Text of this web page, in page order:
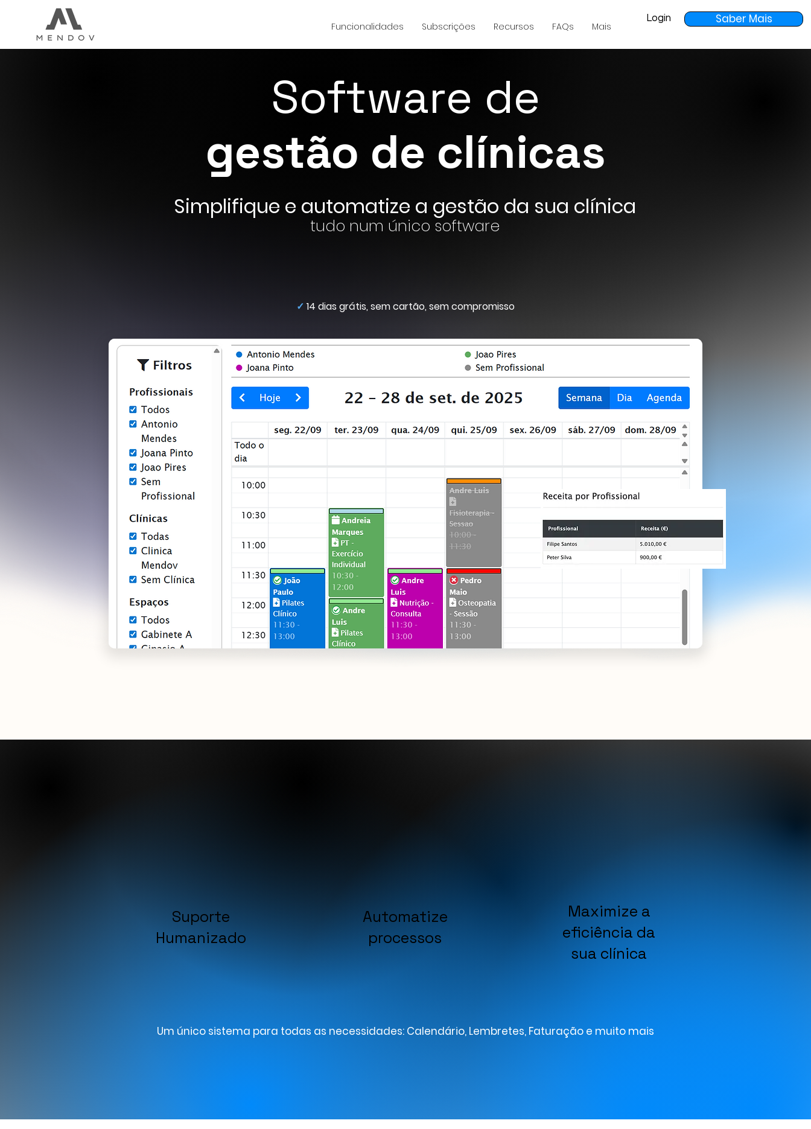
Funcionalidades Subscrições Recursos FAQs Mais
Login Saber Mais
Software de
gestão de clínicas
Simplifique e automatize a gestão da sua clínica
tudo num único software
✓ 14 dias grátis, sem cartão, sem compromisso
Suporte
Humanizado
Automatize
processos
Maximize a
eficiência da
sua clínica
Um único sistema para todas as necessidades: Calendário, Lembretes, Faturação e muito mais